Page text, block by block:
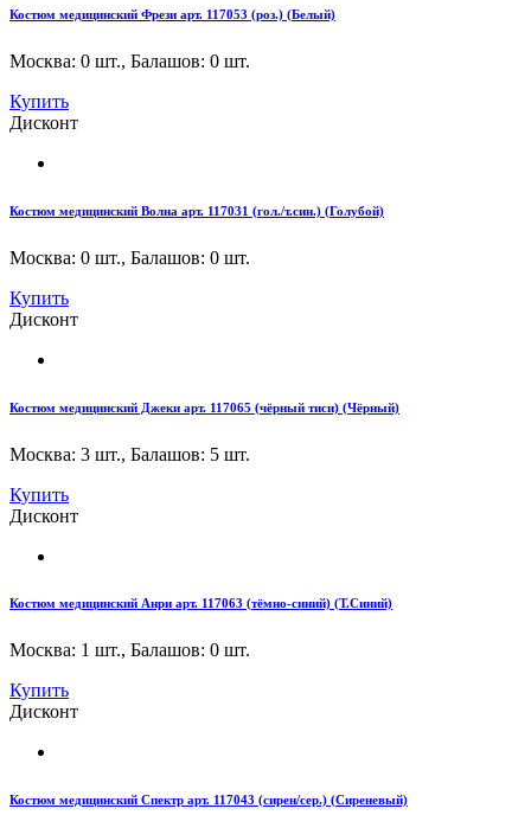
Костюм медицинский Фрези арт. 117053 (роз.) (Белый)
Москва: 0 шт., Балашов: 0 шт.
Купить
Дисконт
Костюм медицинский Волна арт. 117031 (гол./т.син.) (Голубой)
Москва: 0 шт., Балашов: 0 шт.
Купить
Дисконт
Костюм медицинский Джеки арт. 117065 (чёрный тиси) (Чёрный)
Москва: 3 шт., Балашов: 5 шт.
Купить
Дисконт
Костюм медицинский Анри арт. 117063 (тёмно-синий) (Т.Синий)
Москва: 1 шт., Балашов: 0 шт.
Купить
Дисконт
Костюм медицинский Спектр арт. 117043 (сирен/сер.) (Сиреневый)